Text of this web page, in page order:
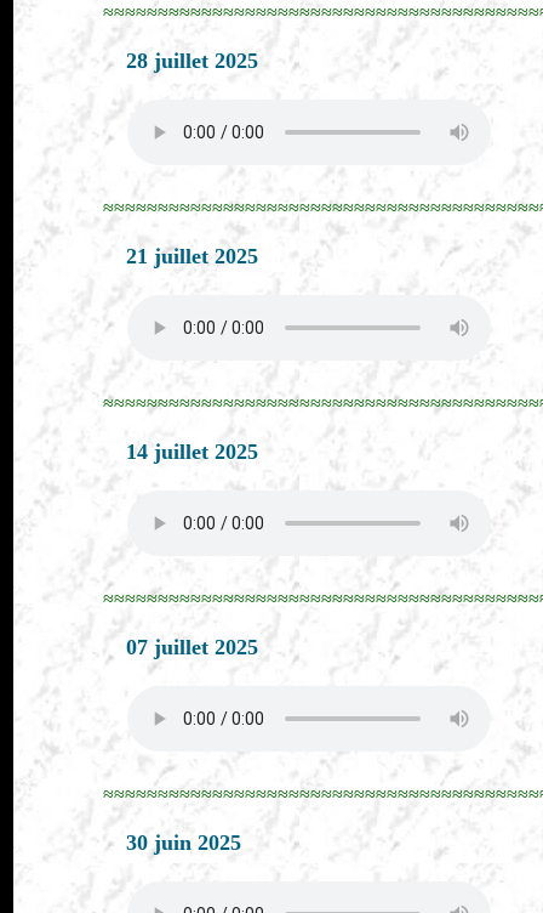
28 juillet 2025
21 juillet 2025
14 juillet 2025
07 juillet 2025
30 juin 2025